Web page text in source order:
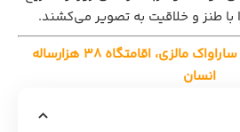
طنز و خلاقیت به تصویر می‌کشند.
غار نیاح ساراواک مالزی، اقامتگاه ۳۸ هزارساله
انسان